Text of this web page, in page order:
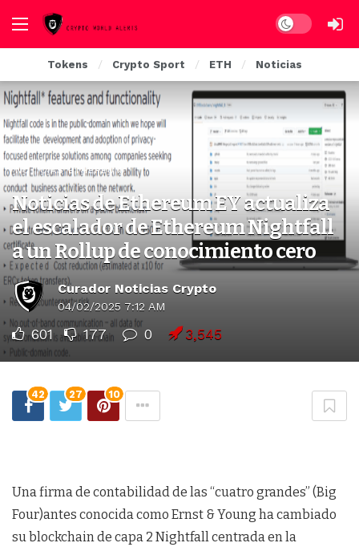
Dark mode
Tokens Crypto Sport ETH Noticias
NOTICIAS ETHEREUM
Noticias de Ethereum EY actualiza
el escalador de Ethereum Nightfall
a un Rollup de conocimiento cero
Curador Noticias Crypto
04/02/2025 7:12 AM
601 177 0 3,545
42 27 10
Una firma de contabilidad de las “cuatro grandes” (Big
Four)antes conocida como Ernst & Young ha cambiado
su blockchain de capa 2 Nightfall centrada en la